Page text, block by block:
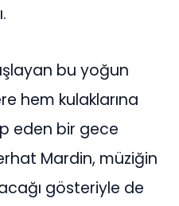
bu yoğun
hem kulaklarına
eden bir gece
Mardin, müziğin
gösteriyle de